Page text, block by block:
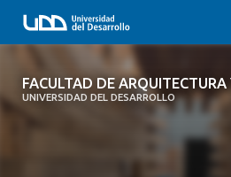
FACULTAD DE ARQUITECTURA
UNIVERSIDAD DEL DESARROLLO
FACULTAD DE